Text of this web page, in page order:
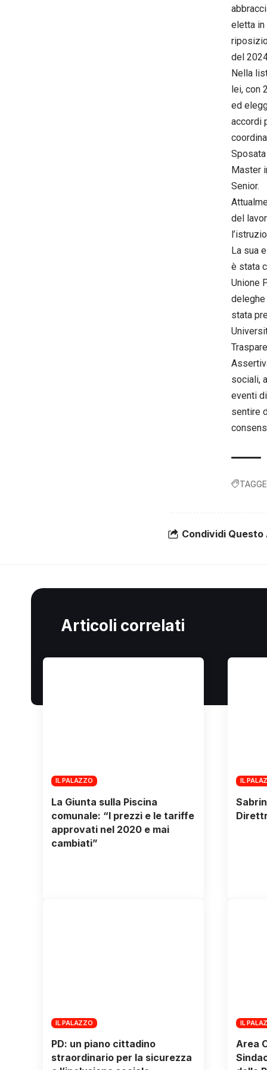
eletta in
del
Nella
lei, con
ed
accordi
Master
Senior.
del
La sua
è stata
Unione
deleghe
stata
sociali,
eventi
sentire
Condividi
Articoli correlati
IL PALAZZO
La Giunta sulla Piscina
comunale: “I prezzi e le tariffe
approvati nel 2020 e mai
cambiati”
IL
IL PALAZZO
PD: un piano cittadino
straordinario per la sicurezza
IL
Area